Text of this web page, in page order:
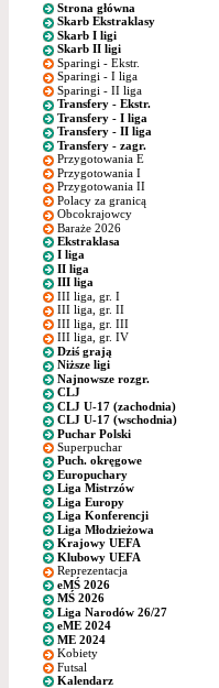
Strona główna
Skarb Ekstraklasy
Skarb I ligi
Skarb II ligi
Sparingi - Ekstr.
Sparingi - I liga
Sparingi - II liga
Transfery - Ekstr.
Transfery - I liga
Transfery - II liga
Transfery - zagr.
Przygotowania E
Przygotowania I
Przygotowania II
Polacy za granicą
Obcokrajowcy
Baraże 2026
Ekstraklasa
I liga
II liga
III liga
III liga, gr. I
III liga, gr. II
III liga, gr. III
III liga, gr. IV
Dziś grają
Niższe ligi
Najnowsze rozgr.
CLJ
CLJ U-17 (zachodnia)
CLJ U-17 (wschodnia)
Puchar Polski
Superpuchar
Puch. okręgowe
Europuchary
Liga Mistrzów
Liga Europy
Liga Konferencji
Liga Młodzieżowa
Krajowy UEFA
Klubowy UEFA
Reprezentacja
eMŚ 2026
MŚ 2026
Liga Narodów 26/27
eME 2024
ME 2024
Kobiety
Futsal
Kalendarz